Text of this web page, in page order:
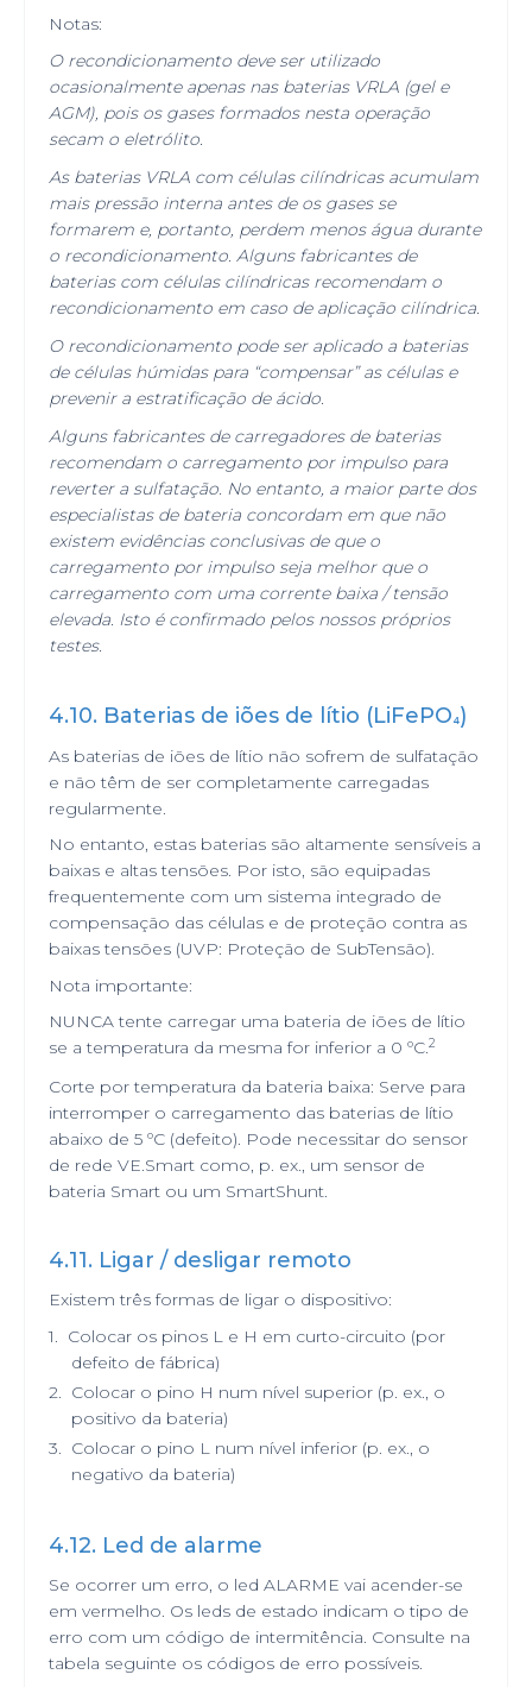
Notas:
O recondicionamento deve ser utilizado
ocasionalmente apenas nas baterias VRLA (gel e
AGM), pois os gases formados nesta operação
secam o eletrólito.
As baterias VRLA com células cilíndricas acumulam
mais pressão interna antes de os gases se
formarem e, portanto, perdem menos água durante
o recondicionamento. Alguns fabricantes de
baterias com células cilíndricas recomendam o
recondicionamento em caso de aplicação cilíndrica.
O recondicionamento pode ser aplicado a baterias
de células húmidas para “compensar” as células e
prevenir a estratificação de ácido.
Alguns fabricantes de carregadores de baterias
recomendam o carregamento por impulso para
reverter a sulfatação. No entanto, a maior parte dos
especialistas de bateria concordam em que não
existem evidências conclusivas de que o
carregamento por impulso seja melhor que o
carregamento com uma corrente baixa / tensão
elevada. Isto é confirmado pelos nossos próprios
testes.
4.10. Baterias de iões de lítio (LiFePO₄)
As baterias de iões de lítio não sofrem de sulfatação
e não têm de ser completamente carregadas
regularmente.
No entanto, estas baterias são altamente sensíveis a
baixas e altas tensões. Por isto, são equipadas
frequentemente com um sistema integrado de
compensação das células e de proteção contra as
baixas tensões (UVP: Proteção de SubTensão).
Nota importante:
NUNCA tente carregar uma bateria de iões de lítio
se a temperatura da mesma for inferior a 0 ºC.2
Corte por temperatura da bateria baixa: Serve para
interromper o carregamento das baterias de lítio
abaixo de 5 ºC (defeito). Pode necessitar do sensor
de rede VE.Smart como, p. ex., um sensor de
bateria Smart ou um SmartShunt.
4.11. Ligar / desligar remoto
Existem três formas de ligar o dispositivo:
1.
Colocar os pinos L e H em curto-circuito (por
defeito de fábrica)
2. Colocar o pino H num nível superior (p. ex., o
positivo da bateria)
3. Colocar o pino L num nível inferior (p. ex., o
negativo da bateria)
4.12. Led de alarme
Se ocorrer um erro, o led ALARME vai acender-se
em vermelho. Os leds de estado indicam o tipo de
erro com um código de intermitência. Consulte na
tabela seguinte os códigos de erro possíveis.